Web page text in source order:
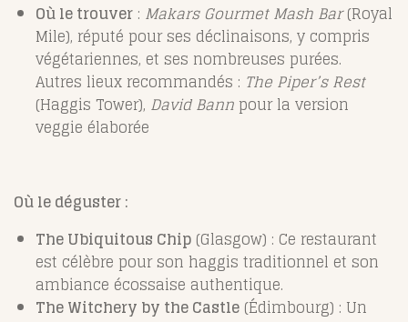
Où le trouver : Makars Gourmet Mash Bar(Royal
Mile), réputé pour ses déclinaisons, y compris
végétariennes, et ses nombreuses purées.
Autres lieux recommandés : The Piper’s Rest
(Haggis Tower), David Bann pour la version
veggie élaborée
Où le déguster :
The Ubiquitous Chip (Glasgow) : Ce restaurant
est célèbre pour son haggis traditionnel et son
ambiance écossaise authentique.
The Witchery by the Castle (Édimbourg) : Un